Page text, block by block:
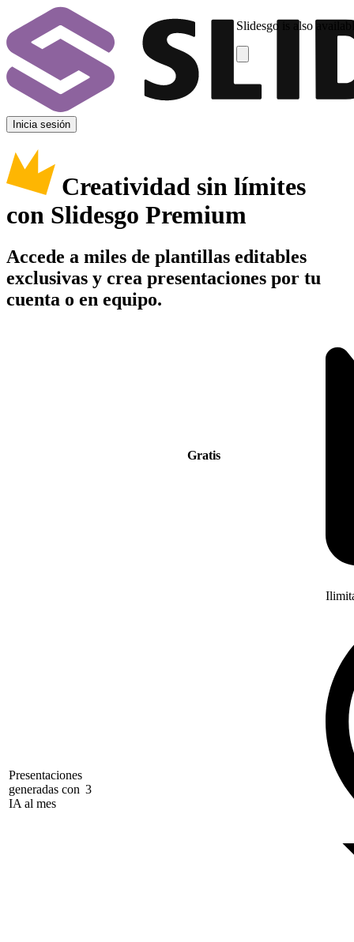
Slidesgo is also
Inicia sesión
Creatividad sin límites
con Slidesgo Premium
Accede a miles de plantillas editables
exclusivas y crea presentaciones por tu
cuenta o en equipo.
Gratis
Presentaciones
generadas con
IA al mes
3